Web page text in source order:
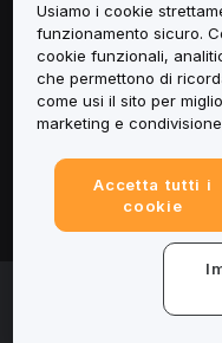
Servizi
Assistenza
Informazioni
© 2025-2026 Bybit.eu.
Usiamo i cookie
funzionamento sicuro.
cookie funzionali,
che permettono di
come usi il sito per
marketing e
Accetta tutti i
cookie